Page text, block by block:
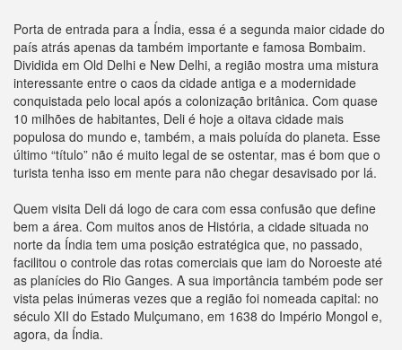
Porta de entrada para a Índia, essa é a segunda maior cidade do
país atrás apenas da também importante e famosa Bombaim.
Dividida em Old Delhi e New Delhi, a região mostra uma mistura
interessante entre o caos da cidade antiga e a modernidade
conquistada pelo local após a colonização britânica. Com quase
10 milhões de habitantes, Deli é hoje a oitava cidade mais
populosa do mundo e, também, a mais poluída do planeta. Esse
último “título” não é muito legal de se ostentar, mas é bom que o
turista tenha isso em mente para não chegar desavisado por lá.
Quem visita Deli dá logo de cara com essa confusão que define
bem a área. Com muitos anos de História, a cidade situada no
norte da Índia tem uma posição estratégica que, no passado,
facilitou o controle das rotas comerciais que iam do Noroeste até
as planícies do Rio Ganges. A sua importância também pode ser
vista pelas inúmeras vezes que a região foi nomeada capital: no
século XII do Estado Mulçumano, em 1638 do Império Mongol e,
agora, da Índia.